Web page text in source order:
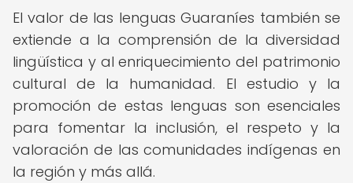
El valor de las lenguas Guaraníes también se
extiende a la comprensión de la diversidad
lingüística y al enriquecimiento del patrimonio
cultural de la humanidad. El estudio y la
promoción de estas lenguas son esenciales
para fomentar la inclusión, el respeto y la
valoración de las comunidades indígenas en
la región y más allá.